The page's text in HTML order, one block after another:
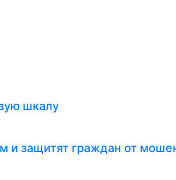
шкалу
и защитят граждан от